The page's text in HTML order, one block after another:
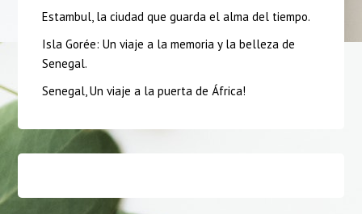
Estambul, la ciudad que guarda el alma del tiempo.
Isla Gorée: Un viaje a la memoria y la belleza de
Senegal.
Senegal, Un viaje a la puerta de África!